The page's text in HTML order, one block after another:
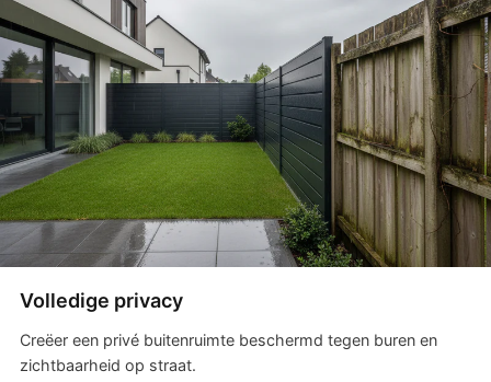
Volledige privacy
Creëer een privé buitenruimte beschermd tegen buren en
zichtbaarheid op straat.